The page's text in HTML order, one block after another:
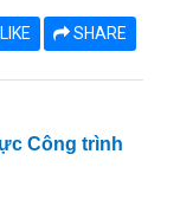
LIKE SHARE
Công trình